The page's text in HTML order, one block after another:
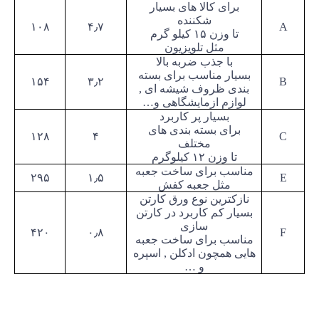
A
برای کالا های بسیار
شکننده
تا وزن ۱۵ کیلو گرم
مثل تلویزیون
۴٫۷ ۱۰۸
B
با جذب ضربه بالا
بسیار مناسب برای بسته
بندی ظروف شیشه ای ,
لوازم ازمایشگاهی و…
۳٫۲ ۱۵۴
C
بسیار پر کاربرد
برای بسته بندی های
مختلف
تا وزن ۱۲ کیلوگرم
۴ ۱۲۸
E
مناسب برای ساخت جعبه
مثل جعبه کفش
۱٫۵ ۲۹۵
F
نازکترین نوع ورق کارتن
بسیار کم کاربرد در کارتن
سازی
مناسب برای ساخت جعبه
هایی همچون ادکلن , اسپره
و …
۰٫۸ ۴۲۰